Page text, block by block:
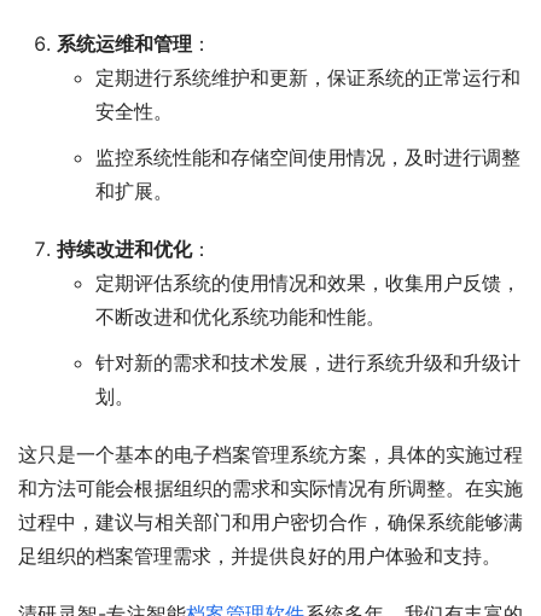
系统运维和管理 ：
定期进行系统维护和更新，保证系统的正常运行和
安全性。
监控系统性能和存储空间使用情况，及时进行调整
和扩展。
持续改进和优化：
定期评估系统的使用情况和效果，收集用户反馈，
不断改进和优化系统功能和性能。
针对新的需求和技术发展，进行系统升级和升级计
划。
这只是一个基本的电子档案管理系统方案，具体的实施过程
和方法可能会根据组织的需求和实际情况有所调整。在实施
过程中，建议与相关部门和用户密切合作，确保系统能够满
足组织的档案管理需求，并提供良好的用户体验和支持。